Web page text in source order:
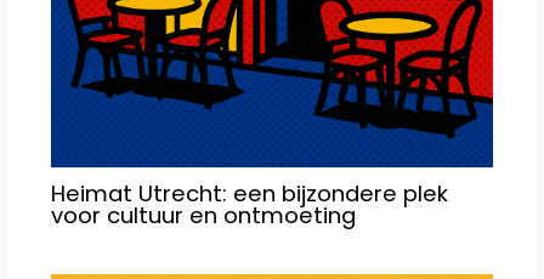
Heimat Utrecht: een bijzondere plek
voor cultuur en ontmoeting